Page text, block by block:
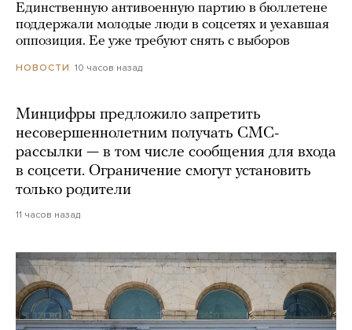
Единственную антивоенную партию в бюллетене
поддержали молодые люди в соцсетях и уехавшая
оппозиция. Ее уже требуют снять с выборов
НОВОСТИ 10 часов назад
Минцифры предложило запретить
несовершеннолетним получать СМС-
рассылки — в том числе сообщения для входа
в соцсети. Ограничение смогут установить
только родители
11 часов назад